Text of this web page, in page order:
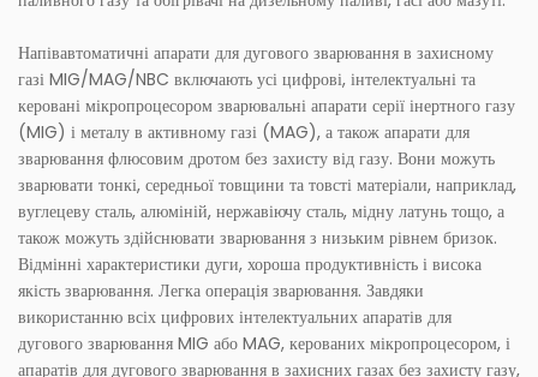
Напівавтоматичні апарати для дугового зварювання в захисному
газі MIG/MAG/NBC включають усі цифрові, інтелектуальні та
керовані мікропроцесором зварювальні апарати серії інертного газу
(MIG) і металу в активному газі (MAG), а також апарати для
зварювання флюсовим дротом без захисту від газу. Вони можуть
зварювати тонкі, середньої товщини та товсті матеріали, наприклад,
вуглецеву сталь, алюміній, нержавіючу сталь, мідну латунь тощо, а
також можуть здійснювати зварювання з низьким рівнем бризок.
Відмінні характеристики дуги, хороша продуктивність і висока
якість зварювання. Легка операція зварювання. Завдяки
використанню всіх цифрових інтелектуальних апаратів для
дугового зварювання MIG або MAG, керованих мікропроцесором, і
апаратів для дугового зварювання в захисних газах без захисту газу,